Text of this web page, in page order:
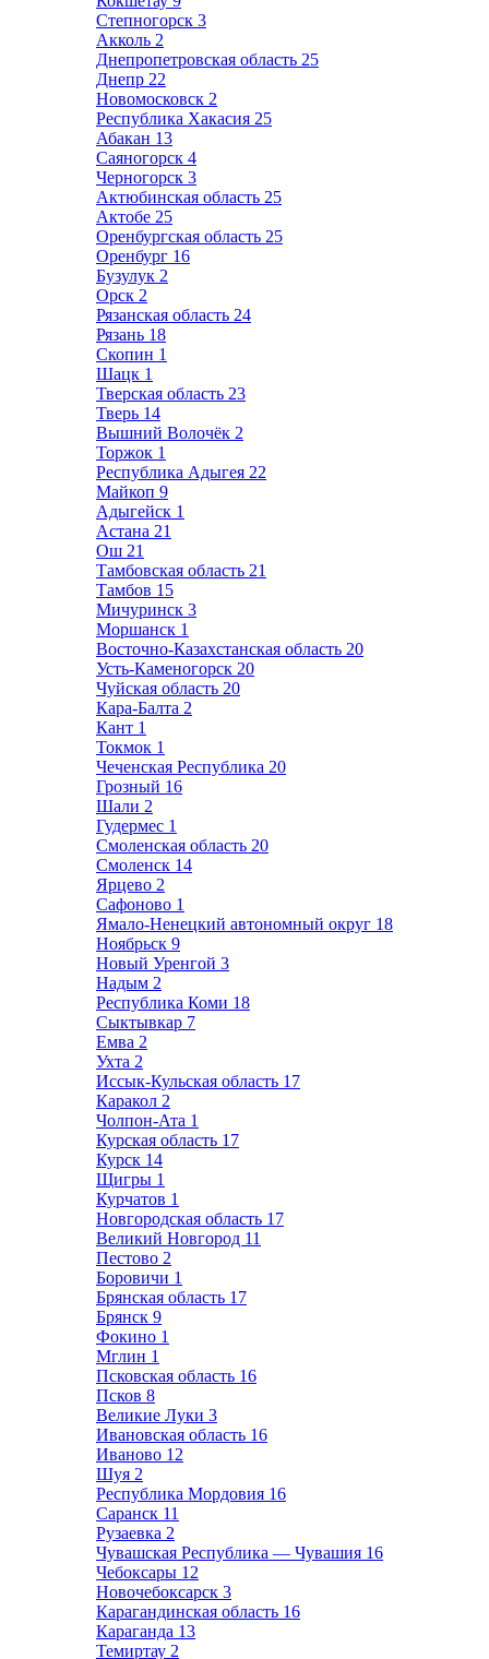
Степногорск 3
Акколь 2
Днепропетровская область 25
Днепр 22
Новомосковск 2
Республика Хакасия 25
Абакан 13
Саяногорск 4
Черногорск 3
Актюбинская область 25
Актобе 25
Оренбургская область 25
Оренбург 16
Бузулук 2
Орск 2
Рязанская область 24
Рязань 18
Скопин 1
Шацк 1
Тверская область 23
Тверь 14
Вышний Волочёк 2
Торжок 1
Республика Адыгея 22
Майкоп 9
Адыгейск 1
Астана 21
Ош 21
Тамбовская область 21
Тамбов 15
Мичуринск 3
Моршанск 1
Восточно-Казахстанская область 20
Усть-Каменогорск 20
Чуйская область 20
Кара-Балта 2
Кант 1
Токмок 1
Чеченская Республика 20
Грозный 16
Шали 2
Гудермес 1
Смоленская область 20
Смоленск 14
Ярцево 2
Сафоново 1
Ямало-Ненецкий автономный округ 18
Ноябрьск 9
Новый Уренгой 3
Надым 2
Республика Коми 18
Сыктывкар 7
Емва 2
Ухта 2
Иссык-Кульская область 17
Каракол 2
Чолпон-Ата 1
Курская область 17
Курск 14
Щигры 1
Курчатов 1
Новгородская область 17
Великий Новгород 11
Пестово 2
Боровичи 1
Брянская область 17
Брянск 9
Фокино 1
Мглин 1
Псковская область 16
Псков 8
Великие Луки 3
Ивановская область 16
Иваново 12
Шуя 2
Республика Мордовия 16
Саранск 11
Рузаевка 2
Чувашская Республика — Чувашия 16
Чебоксары 12
Новочебоксарск 3
Карагандинская область 16
Караганда 13
Темиртау 2